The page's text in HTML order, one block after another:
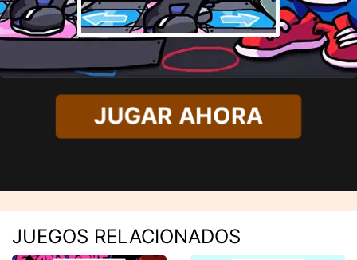
JUGAR AHORA
JUEGOS RELACIONADOS